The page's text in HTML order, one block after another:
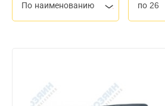
По наименованию по 26